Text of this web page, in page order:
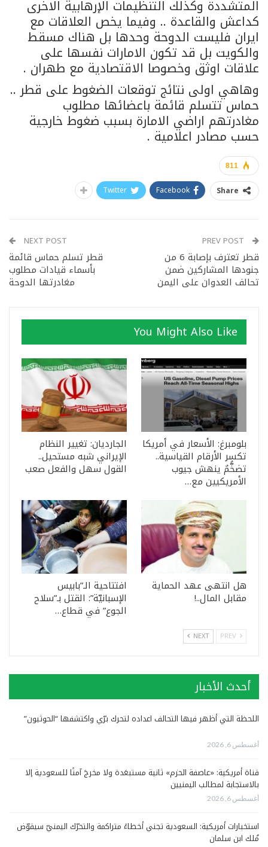
المتشددة وكذلك التنظيمات الإرهابية الاخرى
كداعش والقاعدة .. وفيما يخص العلاقات مع
ايران فليست الدوحة وحدها بل هناك مسقط
والكويت بل قد تكون الامارات نفسها على
علاقات اوثق وخصوصا الاقتصادية مع طهران .
وهاهي اولى نتائج توقعات الضغوط على قطر ..
حماس تتسلم قائمة باعضائها مطلوب
مغادرتهم اراضي الامارة بسبب ضغوط خارجية
حسب مصادر اعلامية .
811
Share
Facebook
Twitter
قطر تعترف بإصابة 6 من
جنودها المشاركين ضمن
تحالف العدوان على اليمن
NEXT POST
قطر تسلم حماس قائمة
بأسماء قيادات مطلوب
مغادرتها الدوحة
You Might Also Like
بلومبرغ: الأسعار في أمريكا
تكسر الأرقام القياسية..
تضخُّمٌ ينهش جيوب
الأمريكيين مع…
الجارديان: تغيير النظام
الإيراني شبه مستحيل..
القول سهل والفعل صعب
هل انتهى عهد الحماية
مقابل المال..!
افتتاحية الـ”بابيس
الإسبانيّة”: القتل بـ”سلاح
الجوع” في قطاع…
NEXT
أحدث الأخبار
اللحظة التي أظهر فيها التحالف اعداده لتحرك برّي واكتشفها “الحوثيون”
أغسطس 6, 2026
قناة أمريكية: «عاصفة الحزم» ثانية مستبعَدة ولا مخرجَ آمنًا للسعودية إلا
بالاستجابة لمطالب اليمنيين
أغسطس 6, 2026
استخبارات أمريكية: السعودية تجني أخطاءً متراكمة والتحرّك اليمنيّ سيقوّض
مُلك ابن سلمان